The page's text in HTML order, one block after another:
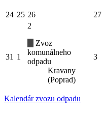
24 25 26 27
31 1
2
Zvoz
komunálneho
odpadu
Kravany
(Poprad)
3
Kalendár zvozu odpadu